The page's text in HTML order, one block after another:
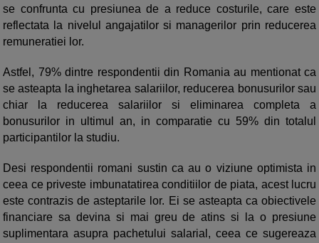
se confrunta cu presiunea de a reduce costurile, care este
reflectata la nivelul angajatilor si managerilor prin reducerea
remuneratiei lor.
Astfel, 79% dintre respondentii din Romania au mentionat ca
se asteapta la inghetarea salariilor, reducerea bonusurilor sau
chiar la reducerea salariilor si eliminarea completa a
bonusurilor in ultimul an, in comparatie cu 59% din totalul
participantilor la studiu.
Desi respondentii romani sustin ca au o viziune optimista in
ceea ce priveste imbunatatirea conditiilor de piata, acest lucru
este contrazis de asteptarile lor. Ei se asteapta ca obiectivele
financiare sa devina si mai greu de atins si la o presiune
suplimentara asupra pachetului salarial, ceea ce sugereaza